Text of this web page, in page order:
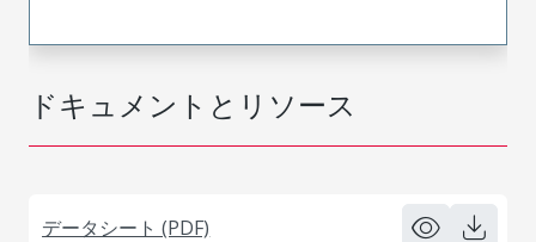
ドキュメントとリソース
データシート (PDF)